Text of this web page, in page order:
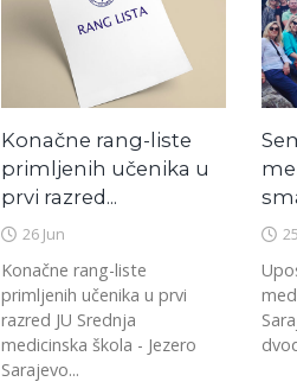
Konačne rang-liste
primljenih učenika u
prvi razred...
26 Jun
Konačne rang-liste
primljenih učenika u prvi
razred JU Srednja
medicinska škola - Jezero
Sarajevo...